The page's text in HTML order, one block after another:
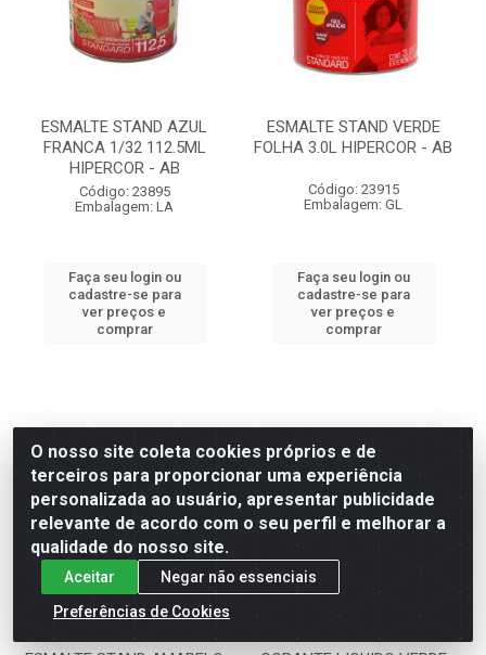
ESMALTE STAND AZUL
FRANCA 1/32 112.5ML
HIPERCOR - AB
Código: 23895
Embalagem: LA
Faça seu login ou
cadastre-se para
ver preços e
comprar
ESMALTE STAND VERDE
FOLHA 3.0L HIPERCOR - AB
Código: 23915
Embalagem: GL
Faça seu login ou
cadastre-se para
ver preços e
comprar
O nosso site coleta cookies próprios e de
terceiros para proporcionar uma experiência
personalizada ao usuário, apresentar publicidade
relevante de acordo com o seu perfil e melhorar a
qualidade do nosso site.
Aceitar
Negar não essenciais
Preferências de Cookies